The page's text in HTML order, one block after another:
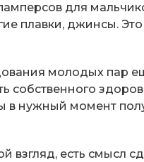
для
плавки, джинсы.
молодых пар
собственного
в нужный момент
взгляд, есть смысл